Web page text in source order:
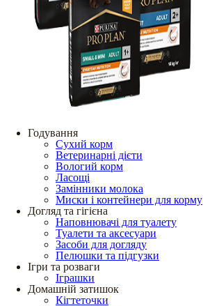
Годування
Сухий корм
Ветеринарні дієти
Вологий корм
Ласощі
Замінники молока
Миски і контейнери для корму
Догляд та гігієна
Наповнювачі для туалету
Туалети та аксесуари
Засоби для догляду
Пелюшки та підгузки
Ігри та розваги
Іграшки
Домашній затишок
Кігтеточки